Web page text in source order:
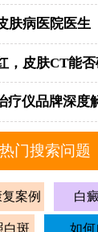
肤病医院医生
门搜索问题
案例 白
白斑 如何